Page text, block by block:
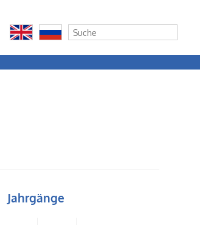
Jahrgänge